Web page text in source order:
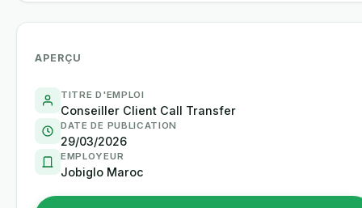
APERÇU
TITRE D'EMPLOI
Conseiller Client Call Transfer
DATE DE PUBLICATION
29/03/2026
EMPLOYEUR
Jobiglo Maroc